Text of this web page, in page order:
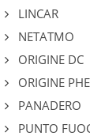
LINCAR
NETATMO
ORIGINE DC
ORIGINE
PANADERO
PUNTO